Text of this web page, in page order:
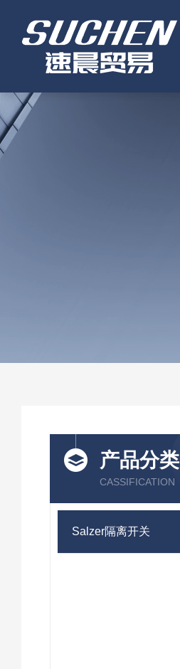
产品分类
CASSIFICATION
Salzer隔离开关